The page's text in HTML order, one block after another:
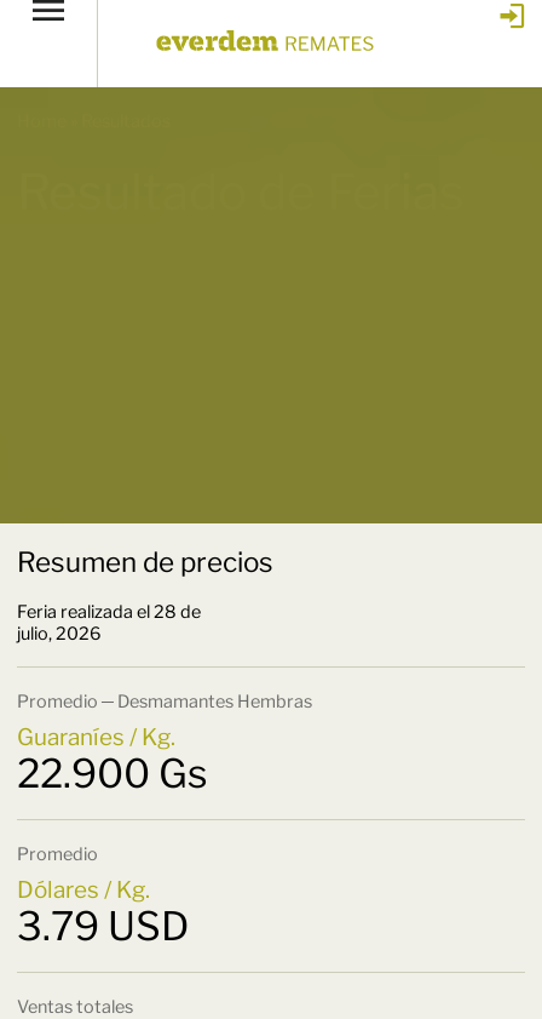
Resumen de precios
Feria realizada el 28 de
julio, 2026
Promedio ─ Desmamantes Hembras
Guaraníes / Kg.
22.900 Gs
Promedio
Dólares / Kg.
3.79 USD
Ventas totales